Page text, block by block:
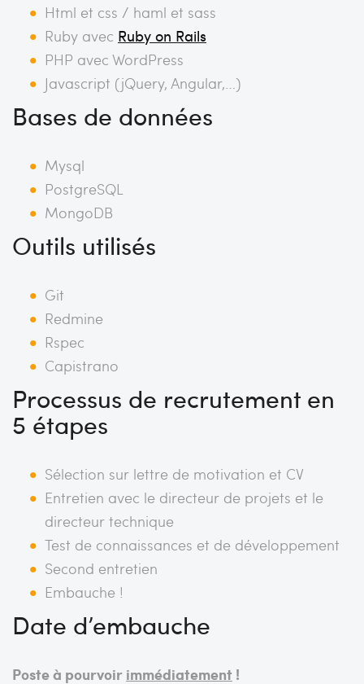
Html et css / haml et sass
Ruby avec Ruby on Rails
PHP avec WordPress
Javascript (jQuery, Angular,…)
Bases de données
Mysql
PostgreSQL
MongoDB
Outils utilisés
Git
Redmine
Rspec
Capistrano
Processus de recrutement en
5 étapes
Sélection sur lettre de motivation et CV
Entretien avec le directeur de projets et le
directeur technique
Test de connaissances et de développement
Second entretien
Embauche !
Date d’embauche
Poste à pourvoirimmédiatement !